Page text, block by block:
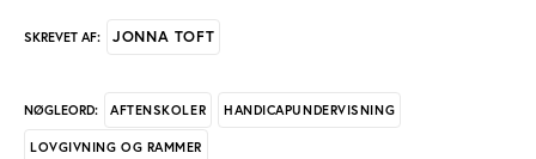
SKREVET AF: JONNA TOFT
NØGLEORD: AFTENSKOLER HANDICAPUNDERVISNING
LOVGIVNING OG RAMMER